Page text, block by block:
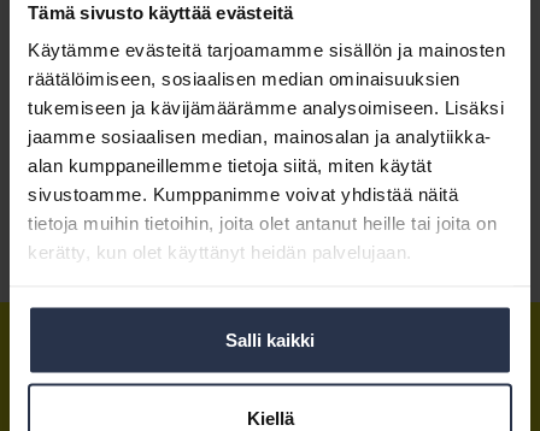
Tämä sivusto käyttää evästeitä
Käytämme evästeitä tarjoamamme sisällön ja mainosten
räätälöimiseen, sosiaalisen median ominaisuuksien
tukemiseen ja kävijämäärämme analysoimiseen. Lisäksi
jaamme sosiaalisen median, mainosalan ja analytiikka-
alan kumppaneillemme tietoja siitä, miten käytät
sivustoamme. Kumppanimme voivat yhdistää näitä
tietoja muihin tietoihin, joita olet antanut heille tai joita on
kerätty, kun olet käyttänyt heidän palvelujaan.
Salli kaikki
Kiellä
Tämä osio on rajattu
Isännöintiliiton jäsenyritysten
henkilökunnalle
Kirjaudu sisään
Tietoa jäsenyydestä
IsännöintiliittoIsännöintiliittoIsännöintiliitto